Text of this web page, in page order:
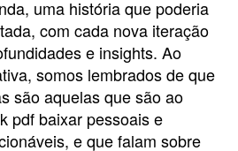
uma história que poderia
com cada nova iteração
e insights. Ao
somos lembrados de que
são aquelas que são ao
pdf baixar pessoais e
e que falam sobre